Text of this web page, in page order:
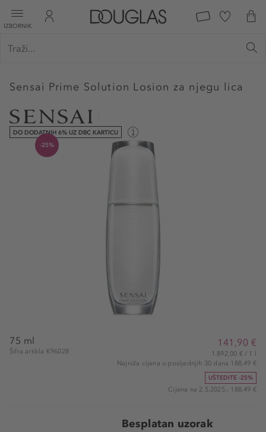
IZBORNIK
Sensai Prime Solution Losion za njegu lica
DO DODATNIH 6% UZ DBC KARTICU
-25%
75 ml
Šifra artikla K96028
141,90 €
1.892,00 € / 1 l
Najniža cijena u posljednjih 30 dana 188,49 €
UŠTEDITE -25%
Cijena na 2.5.2025.: 188,49 €
Besplatan uzorak